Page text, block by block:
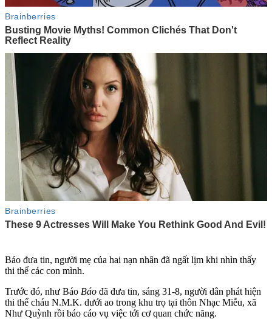
Báo đưa tin, người mẹ của hai nạn nhân đã ngất lịm khi nhìn thấy
th‌i th‌ể các con mình.
Trước đó, như Báo Báo đã đưa tin, sáng 31-8, người dân phát hiện
th‌i th‌ể cháu N.M.K. dưới ao trong khu trọ tại thôn Nhạc Miễu, xã
Như Quỳnh rồi báo cáo vụ việc tới cơ quan chức năng.